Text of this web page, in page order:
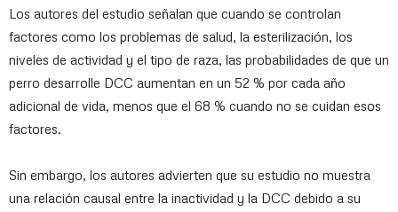
Los autores del estudio señalan que cuando se controlan
factores como los problemas de salud, la esterilización, los
niveles de actividad y el tipo de raza, las probabilidades de que un
perro desarrolle DCC aumentan en un 52 % por cada año
adicional de vida, menos que el 68 % cuando no se cuidan esos
factores.
Sin embargo, los autores advierten que su estudio no muestra
una relación causal entre la inactividad y la DCC debido a su